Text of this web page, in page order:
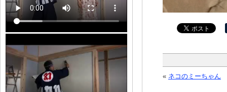
« ネコのミーちゃん